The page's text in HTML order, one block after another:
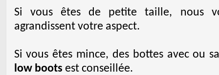
Si vous êtes de petite taille, nous
agrandissent votre aspect.
Si vous êtes mince, des bottes avec ou
low boots est conseillée.